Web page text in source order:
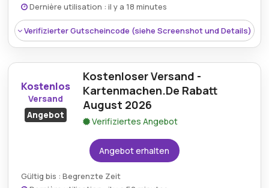
Dernière utilisation : il y a 18 minutes
Verifizierter Gutscheincode (siehe Screenshot und Details)
Kostenlos
Versand
Angebot
Kostenloser Versand -
Kartenmachen.De Rabatt
August 2026
Verifiziertes Angebot
Angebot erhalten
Gültig bis : Begrenzte Zeit